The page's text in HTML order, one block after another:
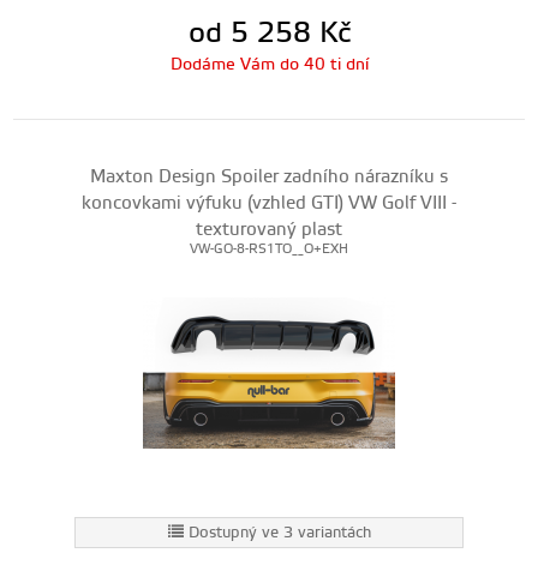
od 5 258 Kč
Dodáme Vám do 40 ti dní
Maxton Design Spoiler zadního nárazníku s
koncovkami výfuku (vzhled GTI) VW Golf VIII -
texturovaný plast
VW-GO-8-RS1TO__O+EXH
Dostupný ve 3 variantách